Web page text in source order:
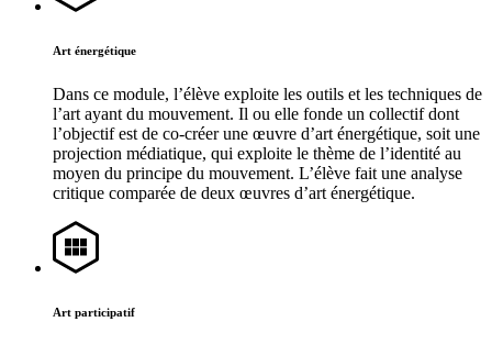
Art énergétique
Dans ce module, l’élève exploite les outils et les techniques de
l’art ayant du mouvement. Il ou elle fonde un collectif dont
l’objectif est de co-créer une œuvre d’art énergétique, soit une
projection médiatique, qui exploite le thème de l’identité au
moyen du principe du mouvement. L’élève fait une analyse
critique comparée de deux œuvres d’art énergétique.
Art participatif